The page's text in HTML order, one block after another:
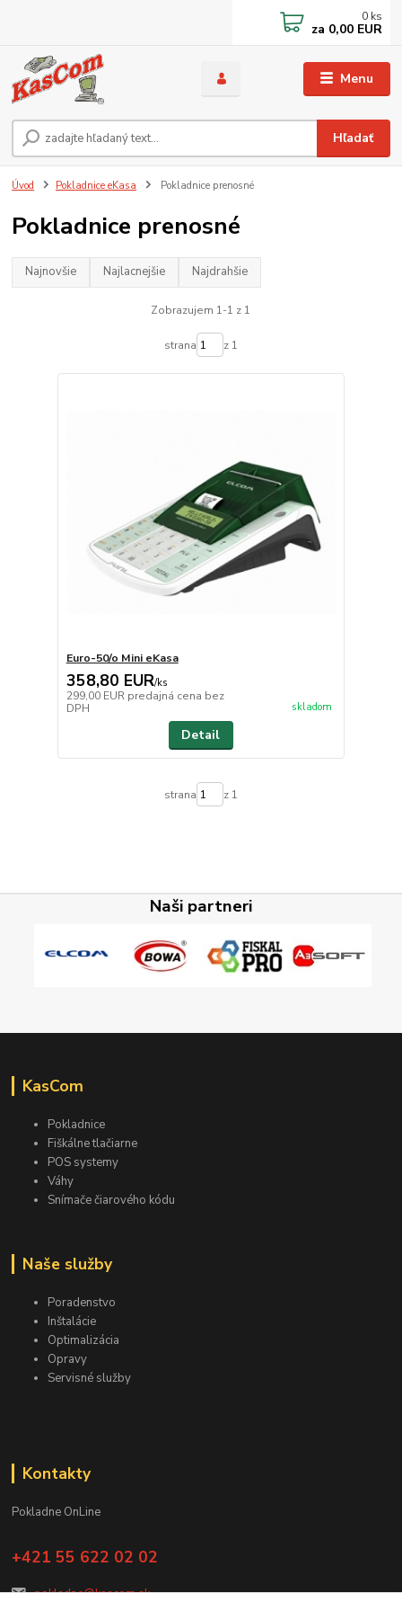
Menu
Hľadať
0 ks
za 0,00 EUR
Úvod Pokladnice eKasa Pokladnice prenosné
Pokladnice prenosné
Najnovšie Najlacnejšie Najdrahšie
Zobrazujem 1-1 z 1
strana z 1
Euro-50/o Mini eKasa
358,80 EUR/ks
299,00 EUR predajná cena bez
DPH
skladom
Detail
strana z 1
Naši partneri
KasCom
Pokladnice
Fiškálne tlačiarne
POS systemy
Váhy
Snímače čiarového kódu
Naše služby
Poradenstvo
Inštalácie
Optimalizácia
Opravy
Servisné služby
Kontakty
Pokladne OnLine
+421 55 622 02 02
pokladne@kascom.sk